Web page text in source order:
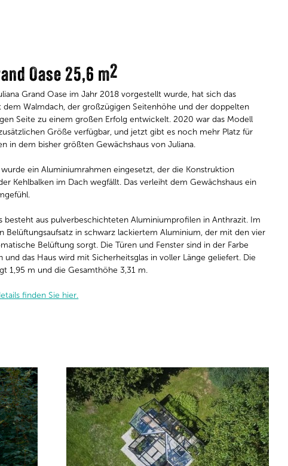
Oase 25,6 m2
Grand Oase im Jahr 2018 vorgestellt wurde, hat sich das
dem Walmdach, der großzügigen Seitenhöhe und der doppelten
Seite zu einem großen Erfolg entwickelt. 2020 war das Modell
Größe verfügbar, und jetzt gibt es noch mehr Platz für
in dem bisher größten Gewächshaus von Juliana.
ein Alumi­niumrahmen eingesetzt, der die Konstruktion
Kehlbalken im Dach wegfällt. Das verleiht dem Gewächshaus ein
besteht aus pulverbeschichteten Aluminiumprofilen in Anthrazit. Im
Belüftungsaufsatz in schwarz lackiertem Aluminium, der mit den vier
Belüftung sorgt. Die Türen und Fenster sind in der Farbe
und das Haus wird mit Sicherheitsglas in voller Länge geliefert. Die
1,95 m und die Gesamthöhe 3,31 m.
finden Sie hier.